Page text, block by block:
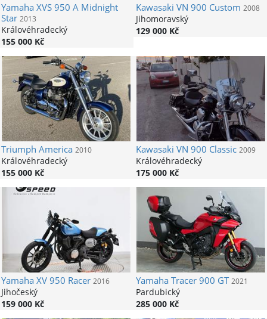
YamahaXVS 950 A Midnight
Star 2013
Královéhradecký
155 000 Kč
Kawasaki VN 900 Custom 2008
Jihomoravský
129 000 Kč
Triumph America 2010
Královéhradecký
155 000 Kč
Kawasaki VN 900 Classic 2009
Královéhradecký
175 000 Kč
YamahaXV 950 Racer 2016
Jihočeský
159 000 Kč
YamahaTracer 900 GT 2021
Pardubický
285 000 Kč